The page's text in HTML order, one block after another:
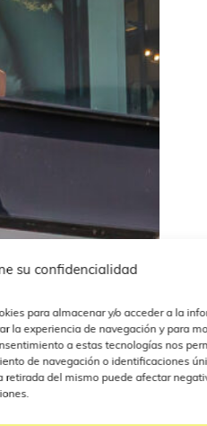
su confidencialidad
para almacenar y/o acceder a la
la experiencia de navegación y para
a estas tecnologías nos
de navegación o identificaciones
retirada del mismo puede afectar